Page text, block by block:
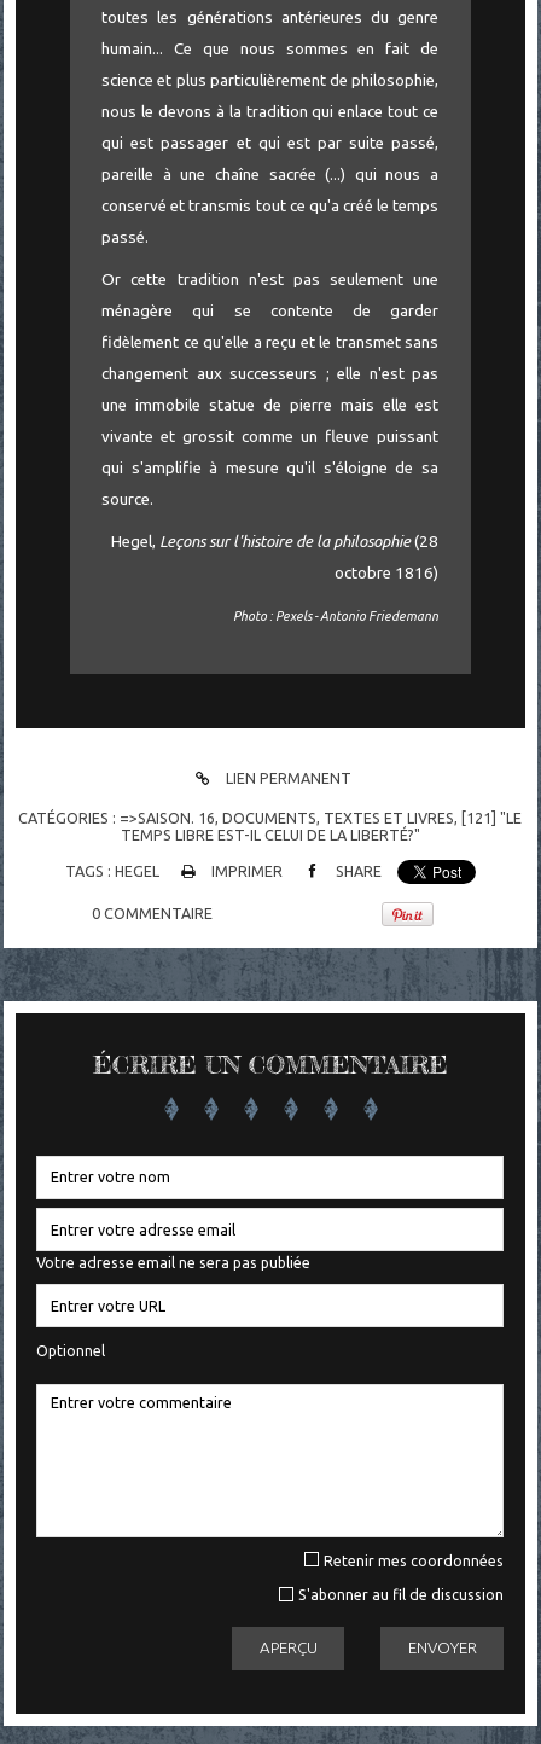
toutes les générations antérieures du genre
humain... Ce que nous sommes en fait de
science et plus particulièrement de philosophie,
nous le devons à la tradition qui enlace tout ce
qui est passager et qui est par suite passé,
pareille à une chaîne sacrée (...) qui nous a
conservé et transmis tout ce qu'a créé le temps
passé.
Or cette tradition n'est pas seulement une
ménagère qui se contente de garder
fidèlement ce qu'elle a reçu et le transmet sans
changement aux successeurs ; elle n'est pas
une immobile statue de pierre mais elle est
vivante et grossit comme un fleuve puissant
qui s'amplifie à mesure qu'il s'éloigne de sa
source.
Hegel, Leçons sur l'histoire de la philosophie(28
octobre 1816)
Photo : Pexels - Antonio Friedemann
LIEN PERMANENT
CATÉGORIES : =>SAISON. 16 ,DOCUMENTS TEXTES ET LIVRES
[121] "LE
TEMPS LIBRE EST-IL CELUI DE LA LIBERTÉ?"
TAGS : HEGEL IMPRIMER SHARE
0 COMMENTAIRE
ÉCRIRE UN COMMENTAIRE
Votre adresse email ne sera pas publiée
Optionnel
Retenir mes coordonnées
S'abonner au fil de discussion